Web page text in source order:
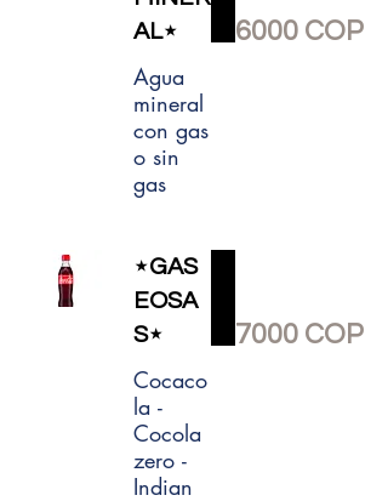
AL⋆
Agua
mineral
con gas
o sin
gas
6000 COP
⋆GAS
EOSA
S⋆
Cocaco
la -
Cocola
zero -
Indian
7000 COP